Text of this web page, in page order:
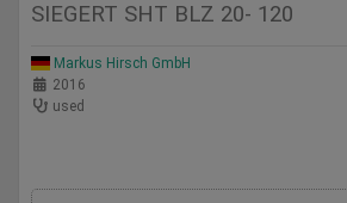
SIEGERT SHT BLZ 20- 120
Markus Hirsch GmbH
2016
used